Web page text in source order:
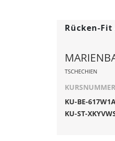
Rücken-
TSCHECHIEN
KU-BE-
KU-ST-